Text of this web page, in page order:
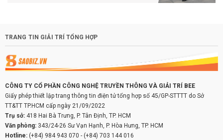
TRANG TIN GIẢI TRÍ TỔNG HỢP
CÔNG TY CỔ PHẦN CÔNG NGHỆ TRUYỀN THÔNG VÀ GIẢI TRÍ BEE
Giấy phép thiết lập trang thông tin điện tử tổng hợp số 45/GP-STTTT do Sở
TT&TT TP.HCM cấp ngày 21/09/2022
Trụ sở: 418 Hai Bà Trưng, P. Tân Định, TP. HCM
Văn phòng: 343/24-26 Sư Vạn Hạnh, P. Hòa Hưng, TP. HCM
Hotline: (+84) 984 943 070 - (+84) 703 144 016